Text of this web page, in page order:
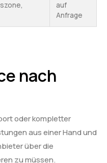
auf
Anfrage
nach
oder kompletter
aus einer Hand und
über die
zu müssen.